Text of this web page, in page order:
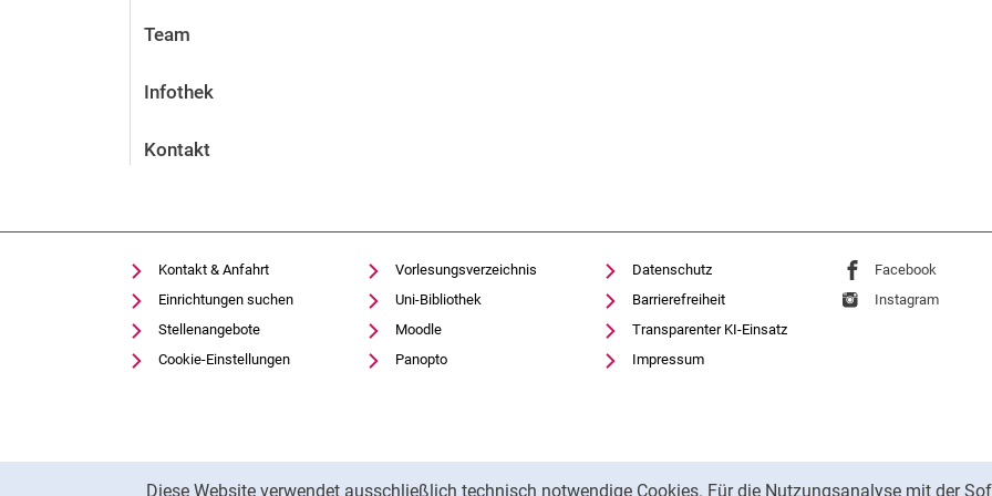
Diese Website verwendet ausschließlich technisch notwendige Cookies. Für die Nutzungsanalyse mit der
Team
Infothek
Kontakt
Kontakt & Anfahrt
Einrichtungen suchen
Stellenangebote
Cookie-Einstellungen
Vorlesungsverzeichnis
Uni-Bibliothek
Moodle
Panopto
Datenschutz
Barrierefreiheit
Transparenter KI-Einsatz
Impressum
Externer Link:
Facebook
Externer Link:
Instagram